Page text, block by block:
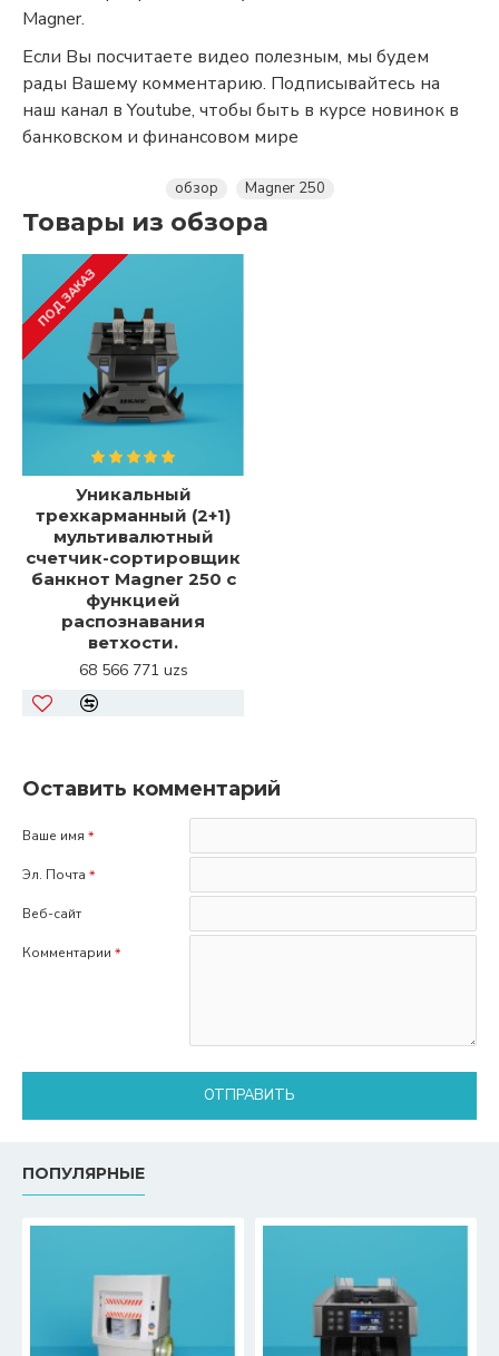
Magner.
Если Вы посчитаете видео полезным, мы будем
рады Вашему комментарию. Подписывайтесь на
наш канал в Youtube, чтобы быть в курсе новинок в
банковском и финансовом мире
обзор Magner 250
Товары из обзора
ПОД ЗАКАЗ
Уникальный
трехкарманный (2+1)
мультивалютный
счетчик-сортировщик
банкнот Magner 250 с
функцией
распознавания
ветхости.
68 566 771 uzs
Оставить комментарий
Ваше имя
Эл. Почта
Веб-сайт
Комментарии
ОТПРАВИТЬ
ПОПУЛЯРНЫЕ